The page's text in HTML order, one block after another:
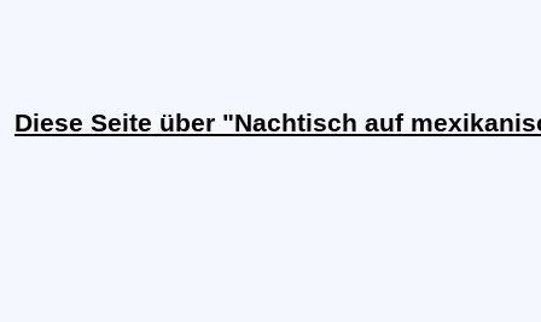
Diese Seite über "Nachtisch auf